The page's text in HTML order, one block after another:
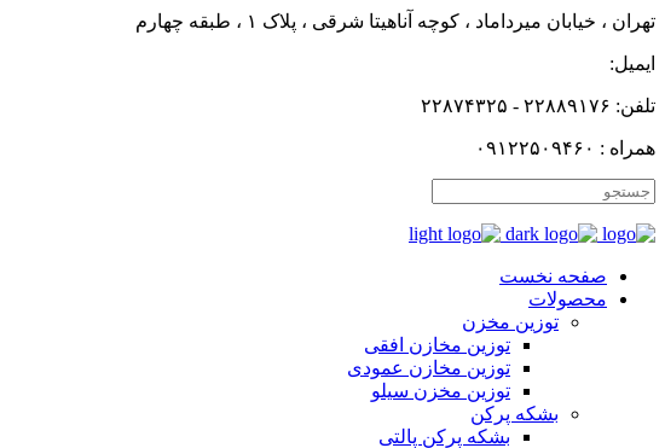
تهران ، خیابان میرداماد ، کوچه آناهیتا شرقی ، پلاک ۱ ، طبقه چهارم
ایمیل:
تلفن: ۲۲۸۸۹۱۷۶ - ۲۲۸۷۴۳۲۵
همراه : ۰۹۱۲۲۵۰۹۴۶۰
صفحه نخست
محصولات
توزین مخزن
توزین مخازن افقی
توزین مخازن عمودی
توزین مخزن سیلو
بشکه پرکن
بشکه پرکن پالتی